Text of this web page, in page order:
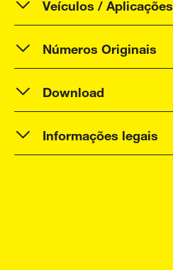
Números Originais
Download
Informações legais